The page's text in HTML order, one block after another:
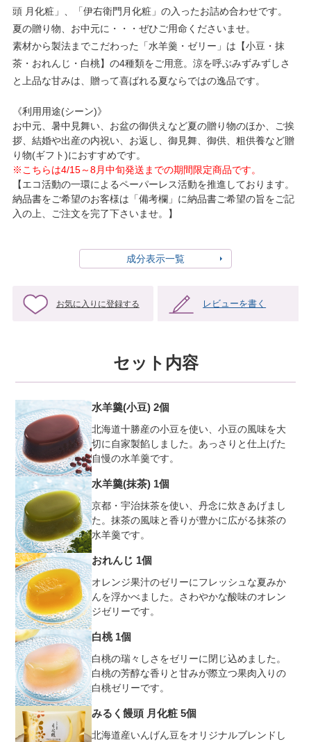
頭 月化粧」、「伊右衛門月化粧」の入ったお詰め合わせです。
夏の贈り物、お中元に・・・ぜひご用命くださいませ。
素材から製法までこだわった「水羊羹・ゼリー」は【小豆・抹
茶・おれんじ・白桃】の4種類をご用意。涼を呼ぶみずみずしさ
と上品な甘みは、贈って喜ばれる夏ならではの逸品です。
《利用用途(シーン)》
お中元、暑中見舞い、お盆の御供えなど夏の贈り物のほか、ご挨
拶、結婚や出産の内祝い、お返し、御見舞、御供、粗供養など贈
り物(ギフト)におすすめです。
※こちらは4/15～8月中旬発送までの期間限定商品です。
【エコ活動の一環によるペーパーレス活動を推進しております。
納品書をご希望のお客様は「備考欄」に納品書ご希望の旨をご記
入の上、ご注文を完了下さいませ。】
成分表示一覧
お気に入りに登録する レビューを書く
セット内容
水羊羹(小豆) 2個
北海道十勝産の小豆を使い、小豆の風味を大
切に自家製餡しました。あっさりと仕上げた
自慢の水羊羹です。
水羊羹(抹茶) 1個
京都・宇治抹茶を使い、丹念に炊きあげまし
た。抹茶の風味と香りが豊かに広がる抹茶の
水羊羹です。
おれんじ 1個
オレンジ果汁のゼリーにフレッシュな夏みか
んを浮かべました。さわやかな酸味のオレン
ジゼリーです。
白桃 1個
白桃の瑞々しさをゼリーに閉じ込めました。
白桃の芳醇な香りと甘みが際立つ果肉入りの
白桃ゼリーです。
みるく饅頭 月化粧 5個
北海道産いんげん豆をオリジナルブレンドし